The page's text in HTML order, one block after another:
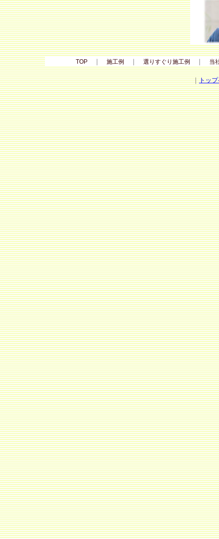
TOP｜ 施工例 ｜ 選りすぐり施工例 ｜ 当
｜トッ